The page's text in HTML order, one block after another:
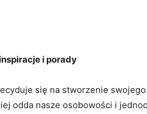
i porady
się na stworzenie
odda nasze osobowości i